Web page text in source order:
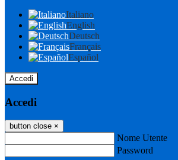
Italiano
English
Deutsch
Français
Español
Accedi
Accedi
button close ×
Nome Utente
Password